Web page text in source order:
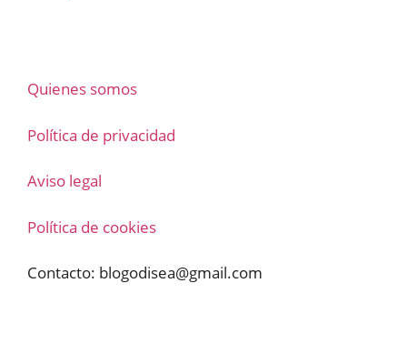
Quienes somos
Política de privacidad
Aviso legal
Política de cookies
Contacto: blogodisea@gmail.com